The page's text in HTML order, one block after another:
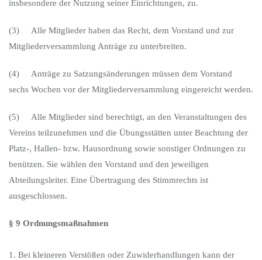
insbesondere der Nutzung seiner Einrichtungen, zu.
(3) Alle Mitglieder haben das Recht, dem Vorstand und zur
Mitgliederversammlung Anträge zu unterbreiten.
(4) Anträge zu Satzungsänderungen müssen dem Vorstand
sechs Wochen vor der Mitgliederversammlung eingereicht werden.
(5) Alle Mitglieder sind berechtigt, an den Veranstaltungen des
Vereins teilzunehmen und die Übungsstätten unter Beachtung der
Platz-, Hallen- bzw. Hausordnung sowie sonstiger Ordnungen zu
benützen. Sie wählen den Vorstand und den jeweiligen
Abteilungsleiter. Eine Übertragung des Stimmrechts ist
ausgeschlossen.
§ 9 Ordnungsmaßnahmen
1. Bei kleineren Verstößen oder Zuwiderhandlungen kann der